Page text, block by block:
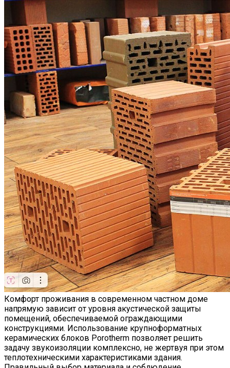
Комфорт проживания в современном частном доме
напрямую зависит от уровня акустической защиты
помещений, обеспечиваемой ограждающими
конструкциями. Использование крупноформатных
керамических блоков Porotherm позволяет решить
задачу звукоизоляции комплексно, не жертвуя при этом
теплотехническими характеристиками здания.